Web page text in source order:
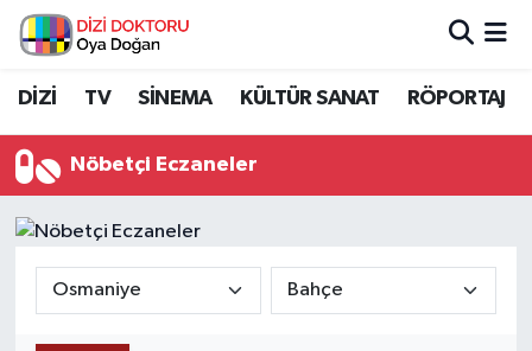
DİZİ TV SİNEMA KÜLTÜR SANAT RÖPORTAJ
Nöbetçi Eczaneler
İstanbul Nöbetçi Eczaneler
İstanbul Trafik Yoğunluk Haritası